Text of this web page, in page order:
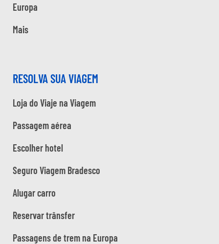
Europa
Mais
RESOLVA SUA VIAGEM
Loja do Viaje na Viagem
Passagem aérea
Escolher hotel
Seguro Viagem Bradesco
Alugar carro
Reservar trânsfer
Passagens de trem na Europa